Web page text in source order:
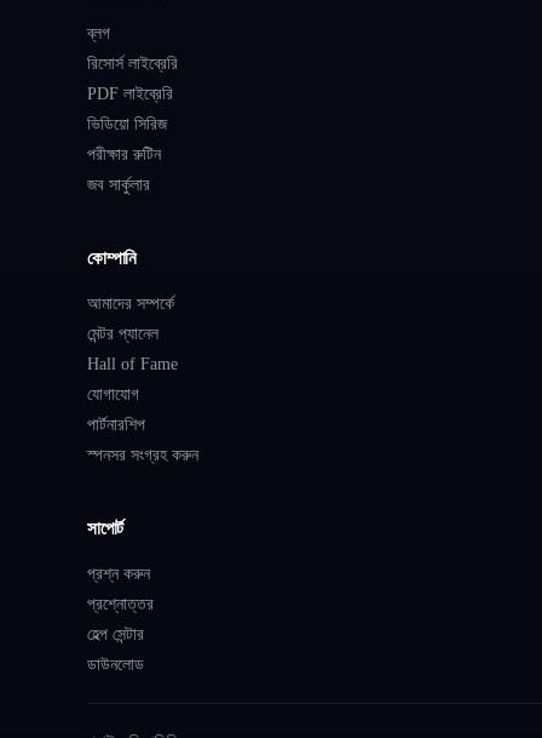
ব্লগ
রিসোর্স লাইব্রেরি
PDF লাইব্রেরি
ভিডিয়ো সিরিজ
পরীক্ষার রুটিন
জব সার্কুলার
কোম্পানি
আমাদের সম্পর্কে
মেন্টর প্যানেল
Hall of Fame
যোগাযোগ
পার্টনারশিপ
স্পনসর সংগ্রহ করুন
সাপোর্ট
প্রশ্ন করুন
প্রশ্নোত্তর
হেল্প সেন্টার
ডাউনলোড